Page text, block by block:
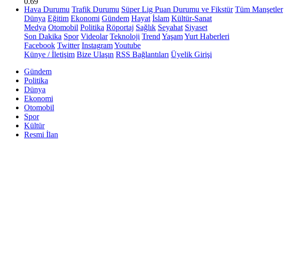
Hava Durumu Trafik Durumu Süper Lig Puan Durumu ve Fikstür Tüm Manşetler
Dünya Eğitim Ekonomi Gündem Hayat İslam Kültür-Sanat
Medya Otomobil Politika Röportaj Sağlık Seyahat Siyaset
Son Dakika Spor Videolar Teknoloji Trend YaşamYurt Haberleri
Facebook Twitter InstagramYoutube
Künye / İletişim Bize Ulaşın RSS Bağlantıları Üyelik Girişi
Gündem
Politika
Dünya
Ekonomi
Otomobil
Spor
Kültür
Resmi İlan